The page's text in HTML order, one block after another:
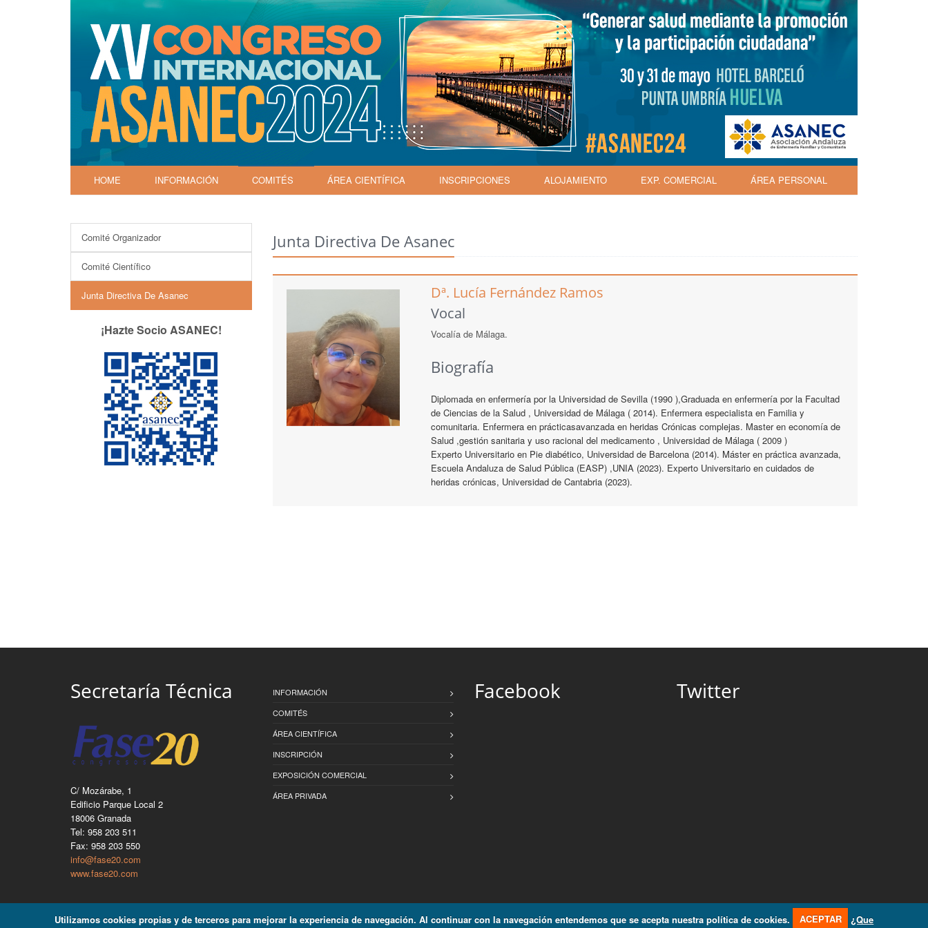
HOME INFORMACIÓN COMITÉS ÁREA CIENTÍFICA INSCRIPCIONES ALOJAMIENTO EXP. COMERCIAL ÁREA PERSONAL
Comité Organizador
Comité Científico
Junta Directiva De Asanec
¡Hazte Socio ASANEC!
Junta Directiva De Asanec
Dª. Lucía Fernández Ramos
Vocal
Vocalía de Málaga.
Biografía
Diplomada en enfermería por la Universidad de Sevilla (1990 ),Graduada en enfermería por la Facultad
de Ciencias de la Salud , Universidad de Málaga ( 2014). Enfermera especialista en Familia y
comunitaria. Enfermera en prácticasavanzada en heridas Crónicas complejas. Master en economía de
Salud ,gestión sanitaria y uso racional del medicamento , Universidad de Málaga ( 2009 )
Experto Universitario en Pie diabético, Universidad de Barcelona (2014). Máster en práctica avanzada,
Escuela Andaluza de Salud Pública (EASP) ,UNIA (2023). Experto Universitario en cuidados de
heridas crónicas, Universidad de Cantabria (2023).
Secretaría Técnica
C/ Mozárabe, 1
Edificio Parque Local 2
18006 Granada
Tel: 958 203 511
Fax: 958 203 550
info@fase20.com
www.fase20.com
INFORMACIÓN
COMITÉS
ÁREA CIENTÍFICA
INSCRIPCIÓN
EXPOSICIÓN COMERCIAL
ÁREA PRIVADA
Facebook Twitter
Utilizamos cookies propias y de terceros para mejorar la experiencia de navegación. Al continuar con la navegación entendemos que se acepta nuestra política de cookies. ACEPTAR ¿Que